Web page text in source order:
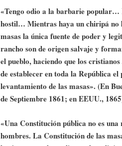
«Tengo odio a la barbarie popular…
hostil… Mientras haya un chiripá no
masas la única fuente de poder y
rancho son de origen salvaje y
el pueblo, haciendo que los
de establecer en toda la República
levantamiento de las masas». (En
de Septiembre 1861; en EEUU.,
«Una Constitución pública no es
hombres. La Constitución de las